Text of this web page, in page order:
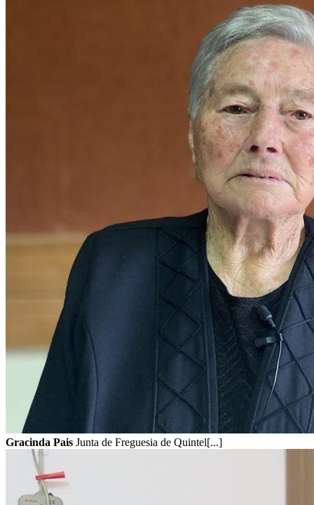
Gracinda Pais Junta de Freguesia de Quintel[...]